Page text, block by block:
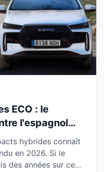
ECO : le
l'espagnol
Hyundai Kona
hybrides connaît
en 2026. Si le
des années sur ce